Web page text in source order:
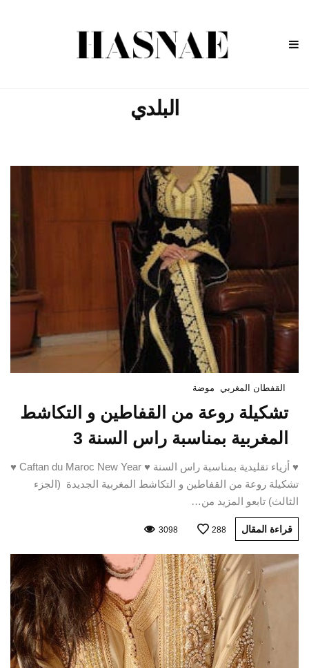
البلدي
القفطان المغربي موضة
تشكيلة روعة من القفاطين و التكاشط
المغربية بمناسبة راس السنة 3
♥ أزياء تقليدية بمناسبة راس السنة ♥ Caftan du Maroc New Year ♥
تشكيلة روعة من القفاطين و التكاشط المغربية الجديدة (الجزء
الثالث) تابعو المزيد من…
قراءة المقال 288
3098